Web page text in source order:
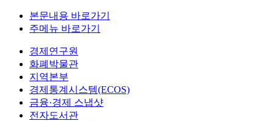
본문내용 바로가기
주메뉴 바로가기
경제연구원
화폐박물관
지역본부
경제통계시스템(ECOS)
금융·경제 스냅샷
전자도서관